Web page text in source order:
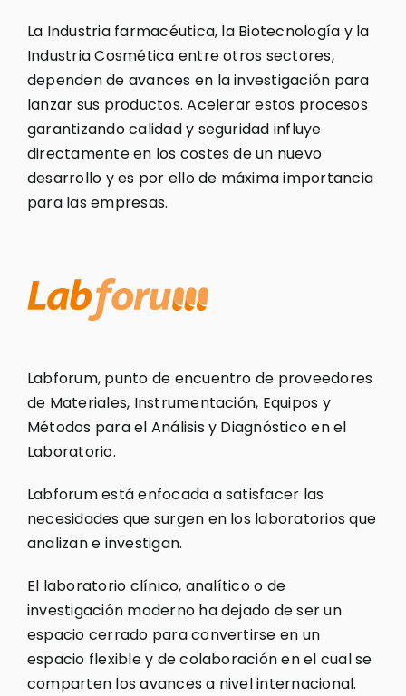
La Industria farmacéutica, la Biotecnología y la
Industria Cosmética entre otros sectores,
dependen de avances en la investigación para
lanzar sus productos. Acelerar estos procesos
garantizando calidad y seguridad influye
directamente en los costes de un nuevo
desarrollo y es por ello de máxima importancia
para las empresas.
Labforum, punto de encuentro de proveedores
de Materiales, Instrumentación, Equipos y
Métodos para el Análisis y Diagnóstico en el
Laboratorio.
Labforum está enfocada a satisfacer las
necesidades que surgen en los laboratorios que
analizan e investigan.
El laboratorio clínico, analítico o de
investigación moderno ha dejado de ser un
espacio cerrado para convertirse en un
espacio flexible y de colaboración en el cual se
comparten los avances a nivel internacional.